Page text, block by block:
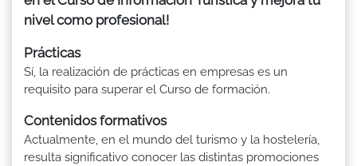
nivel como profesional!
Prácticas
Sí, la realización de prácticas en empresas es un
requisito para superar el Curso de formación.
Contenidos formativos
Actualmente, en el mundo del turismo y la hostelería,
resulta significativo conocer las distintas promociones